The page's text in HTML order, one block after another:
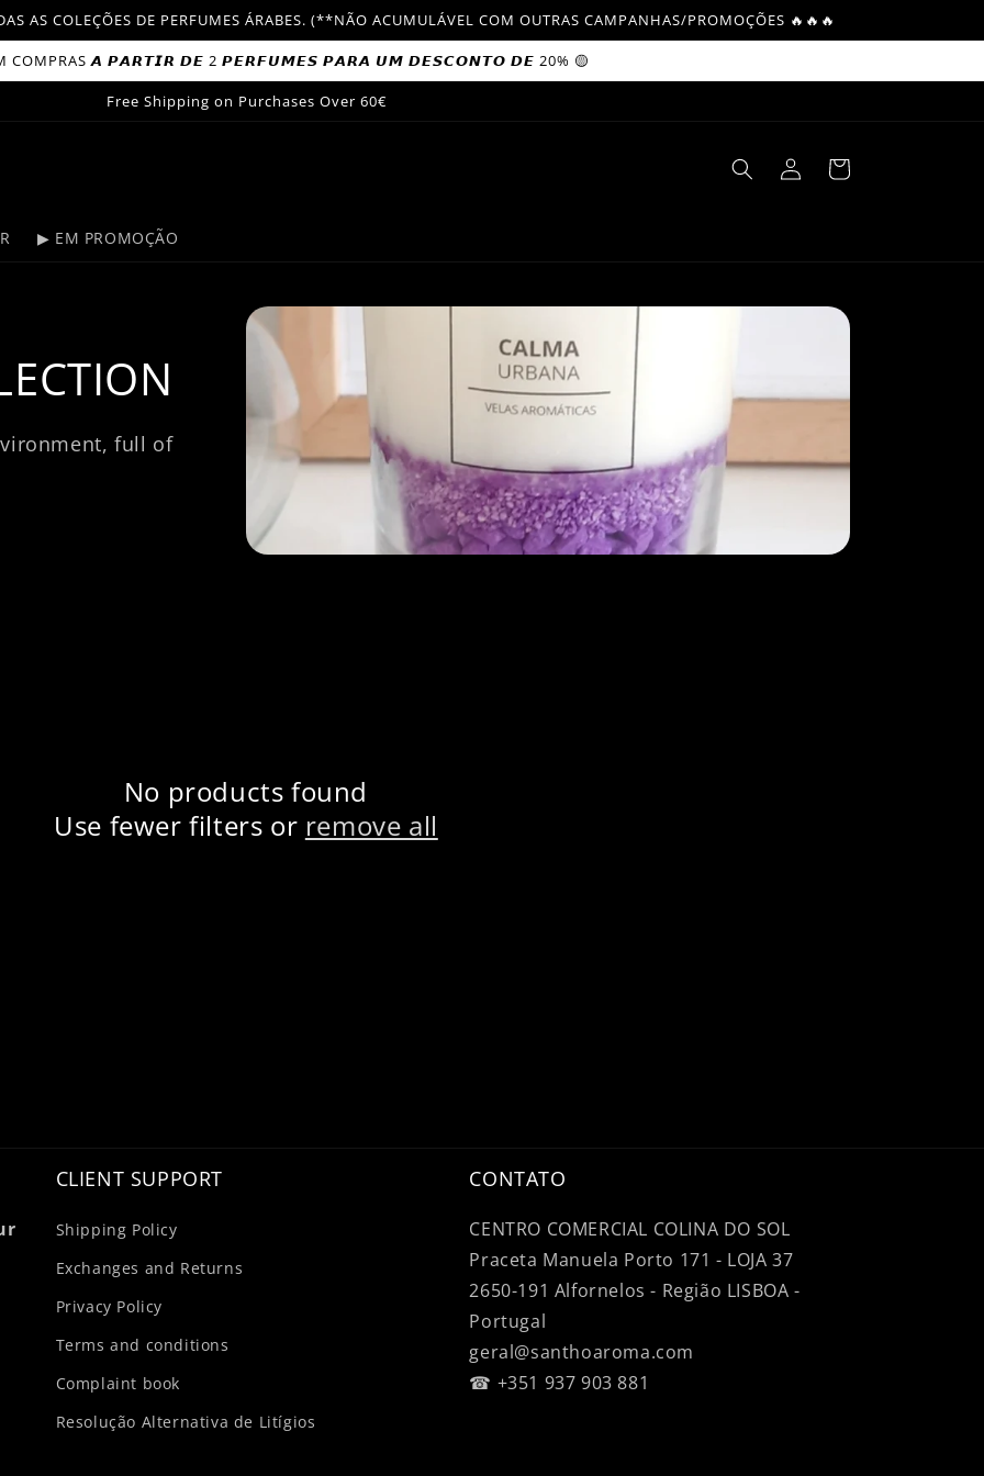
AS COLEÇÕES DE PERFUMES ÁRABES. (**NÃO ACUMULÁVEL COM OUTRAS CAMPANHAS/PROMOÇÕES 🔥🔥🔥
COMPRAS 𝘼 𝙋𝘼𝙍𝙏𝙄𝙍 𝘿𝙀 2 𝙋𝙀𝙍𝙁𝙐𝙈𝙀𝙎 𝙋𝘼𝙍𝘼 𝙐𝙈 𝘿𝙀𝙎𝘾𝙊𝙉𝙏𝙊 𝘿𝙀 20% 🟡
Free Shipping on Purchases Over 60€
▶ EM PROMOÇÃO
Log
in
Cart
full of
No products found
Use fewer filters or remove all
CLIENT SUPPORT
Shipping Policy
Exchanges and Returns
Privacy Policy
Terms and conditions
Complaint book
Resolução Alternativa de Litígios
CONTATO
CENTRO COMERCIAL COLINA DO SOL
Praceta Manuela Porto 171 - LOJA 37
2650-191 Alfornelos - Região LISBOA -
Portugal
geral@santhoaroma.com
☎ +351 937 903 881